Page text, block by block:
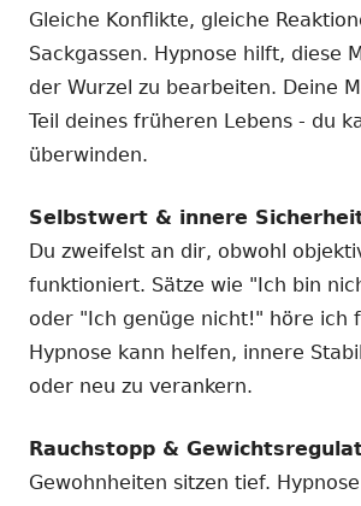
Gleiche Konflikte, gleiche
Sackgassen. Hypnose hilft, diese
der Wurzel zu bearbeiten. Deine
Teil deines früheren Lebens - du
überwinden.
Selbstwert & innere
Du zweifelst an dir, obwohl
funktioniert. Sätze wie "Ich bin
oder "Ich genüge nicht!" höre ich
Hypnose kann helfen, innere
oder neu zu verankern.
Rauchstopp &
Gewohnheiten sitzen tief.